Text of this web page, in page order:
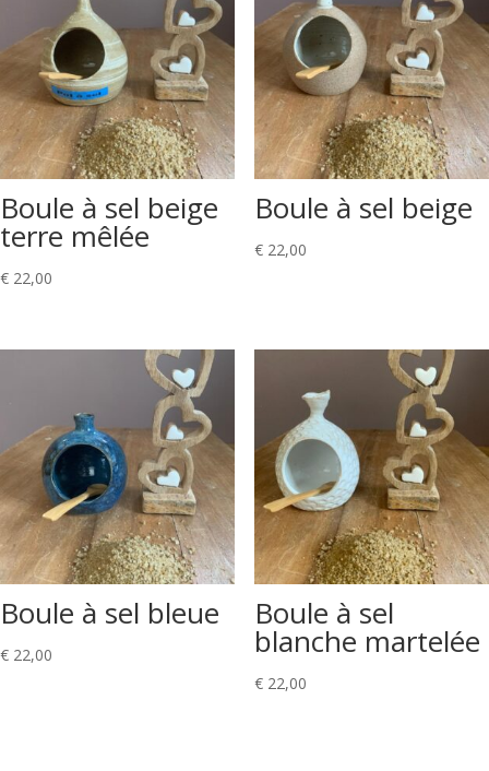
Boule à sel beige
terre mêlée
€ 22,00
Boule à sel beige
€22,00
Boule à sel bleue
€ 22,00
Boule à sel
blanche martelée
€22,00